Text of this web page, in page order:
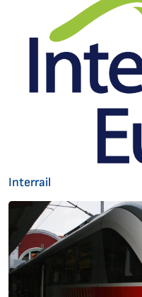
Interrail